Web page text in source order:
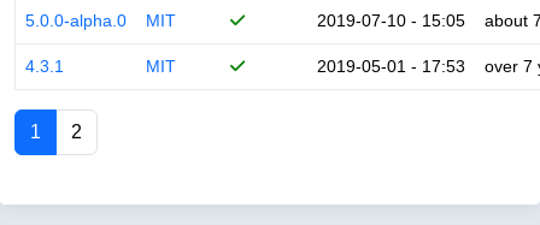
5.0.0-alpha.0 MIT 2019-07-10 - 15:05 about
4.3.1 MIT 2019-05-01 - 17:53 over 7
1 2